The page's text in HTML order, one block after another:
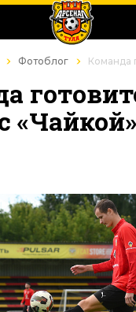
Фотоблог Команда
«Чайкой»